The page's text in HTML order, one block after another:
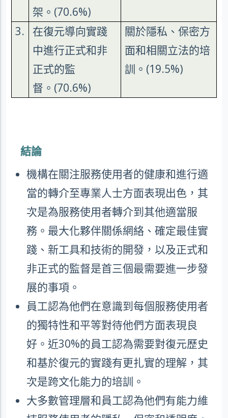
架。 (70.6%)
3.
在復元導向實踐
中進行正式和非
正式的監
督。 (70.6%)
關於隱私、保密方
面和相關立法的培
訓。 (19.5%)
結論
機構在關注服務使用者的健康和進行適
當的轉介至專業人士方面表現出色，其
次是為服務使用者轉介到其他適當服
務。最大化夥伴關係網絡、確定最佳實
踐、新工具和技術的開發，以及正式和
非正式的監督是首三個最需要進一步發
展的事項。
員工認為他們在意識到每個服務使用者
的獨特性和平等對待他們方面表現良
好。近30%的員工認為需要對復元歷史
和基於復元的實踐有更扎實的理解，其
次是跨文化能力的培訓。
大多數管理層和員工認為他們有能力維